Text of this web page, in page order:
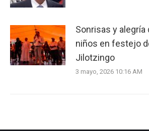
Sonrisas y alegría
niños en festejo
Jilotzingo
3 mayo, 2026 10:16 AM